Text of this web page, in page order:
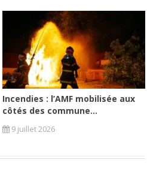
Incendies : l’AMF mobilisée aux
côtés des commune...
9 juillet 2026